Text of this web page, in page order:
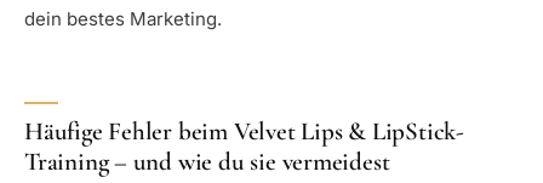
dein bestes Marketing.
Häufige Fehler beim Velvet Lips & LipStick-
Training – und wie du sie vermeidest